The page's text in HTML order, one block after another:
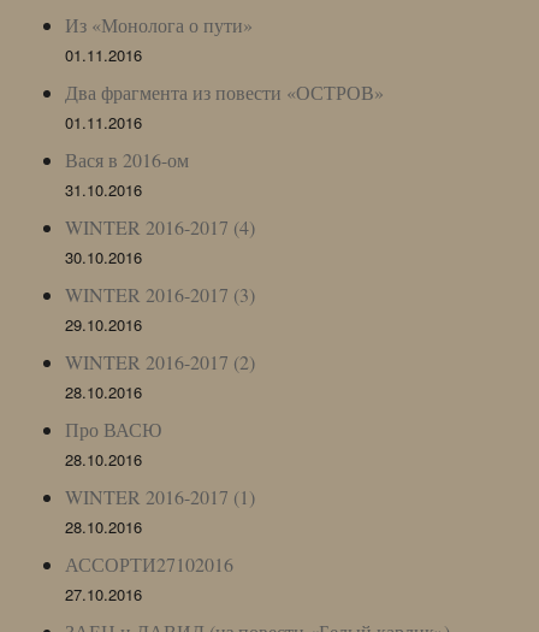
Из «Монолога о пути»
01.11.2016
Два фрагмента из повести «ОСТРОВ»
01.11.2016
Вася в 2016-ом
31.10.2016
WINTER 2016-2017 (4)
30.10.2016
WINTER 2016-2017 (3)
29.10.2016
WINTER 2016-2017 (2)
28.10.2016
Про ВАСЮ
28.10.2016
WINTER 2016-2017 (1)
28.10.2016
АССОРТИ27102016
27.10.2016